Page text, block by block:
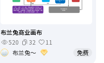
布兰兔商业画布
520
32
11
布兰兔～
免费